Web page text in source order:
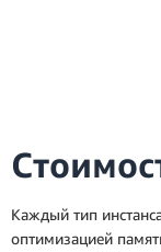
Каждый тип
оптимизацией